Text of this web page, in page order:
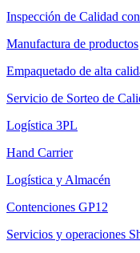
Inspección de Calidad
Manufactura de productos
Empaquetado de alta
Servicio de Sorteo de
Logística 3PL
Hand Carrier
Logística y Almacén
Contenciones GP12
Servicios y operaciones